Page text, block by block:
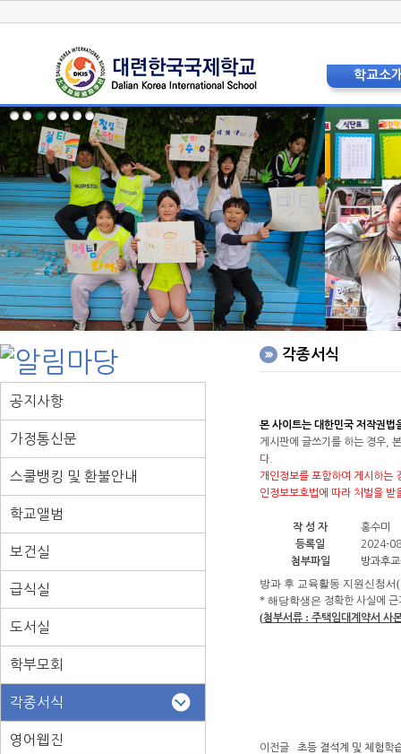
학교소
학교장 인
상징 및 교
교육비전
현황 및
교직원소
법인이사
학교운영위
학부모회
층별안내
오시는
홍보리플
학교사진
공지사항
가정통신문
스쿨뱅킹 및 환불안내
학교앨범
보건실
급식실
도서실
학부모회
각종서식
영어웹진
각종서식
본 사이트는 대한민국 저작권법
게시판에 글쓰기를 하는 경우,
다.
개인정보를 포함하여 게시하는
인정보보호법에 따라 처벌을 받
작 성 자
홍수미
등록일
2024-
첨부파일
방과후
방과 후 교육활동 지원신청서
* 해당학생은 정확한 사실에
(첨부서류 : 주택임대계약서 사
이전글 초등 결석계 및 체험학